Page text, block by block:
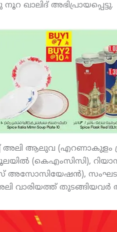
ഖാലിദ് അഭിപ്രായപ്പെട്ടു.
അലി ആലുവ
(കെഎംസിസി),
അസോസിയേഷന്‍),
വാരിയത്ത്